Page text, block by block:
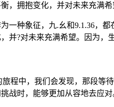
，拥抱变化，并对未来充满希
一种象征，九.幺和9.1.36，
并?对未来充满希望。因为，
旅程中，我们会发现，那段
战时，能够更加从容地去应